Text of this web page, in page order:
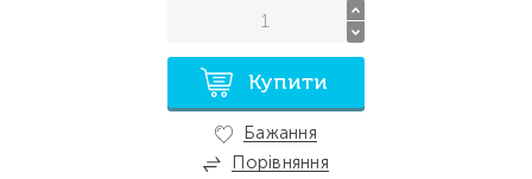
Купити
Бажання
Порівняння